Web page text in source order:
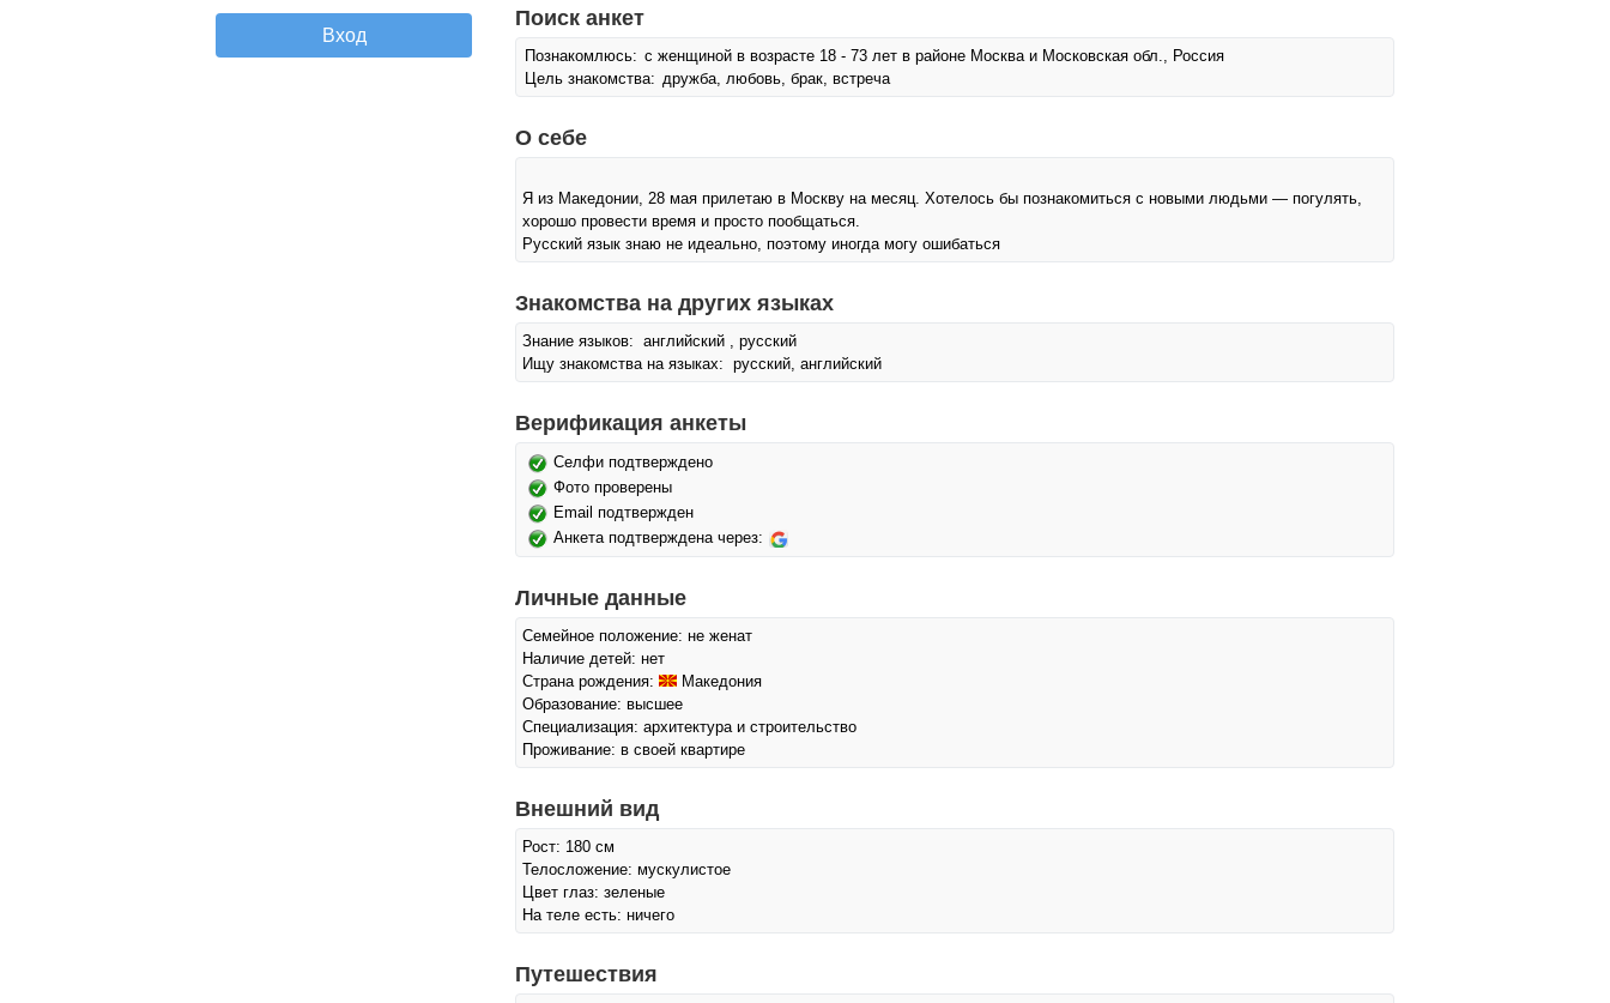
Поиск анкет
Познакомлюсь: с женщиной в возрасте 18 - 73 лет в районе Москва и Московская обл., Россия
Цель знакомства: дружба, любовь, брак, встреча
О себе
Я из Македонии, 28 мая прилетаю в Москву на месяц. Хотелось бы познакомиться с новыми людьми — погулять,
хорошо провести время и просто пообщаться.
Русский язык знаю не идеально, поэтому иногда могу ошибаться
Знакомства на других языках
Знание языков: английский , русский
Ищу знакомства на языках: русский, английский
Верификация анкеты
Селфи подтверждено
Фото проверены
Email подтвержден
Анкета подтверждена через:
Личные данные
Семейное положение: не женат
Наличие детей: нет
Страна рождения:
Македония
Образование: высшее
Специализация: архитектура и строительство
Проживание: в своей квартире
Внешний вид
Рост: 180 см
Телосложение: мускулистое
Цвет глаз: зеленые
На теле есть: ничего
Путешествия